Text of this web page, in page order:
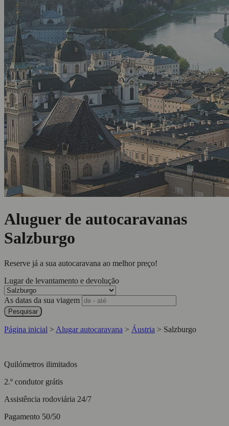
Aluguer de autocaravanas
Salzburgo
Reserve já a sua autocaravana ao melhor preço!
Lugar de levantamento e devolução
As datas da sua viagem
Pesquisar
Página inicial > Alugar autocaravana > Áustria > Salzburgo
Quilómetros ilimitados
2.º condutor grátis
Assistência rodoviária 24/7
Pagamento 50/50